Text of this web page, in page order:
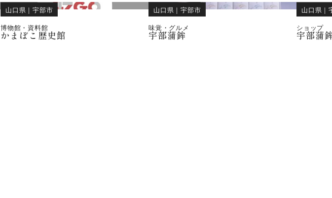
山口県 ｜宇部市
博物館・資料館
かまぼこ歴史館
山口県 ｜宇部市
味覚・グルメ
宇部蒲鉾
山口県 ｜
ショップ
宇部蒲